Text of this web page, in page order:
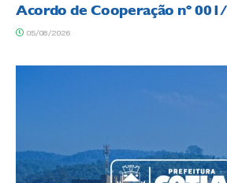
Acordo de Cooperação nº
05/08/2026